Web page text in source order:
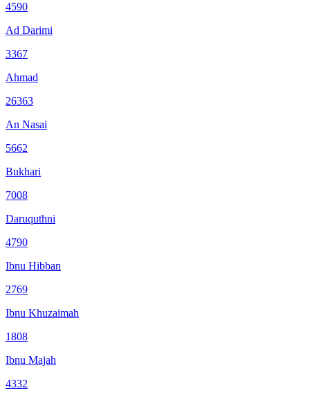
4590
Ad Darimi
3367
Ahmad
26363
An Nasai
5662
Bukhari
7008
Daruquthni
4790
Ibnu Hibban
2769
Ibnu Khuzaimah
1808
Ibnu Majah
4332